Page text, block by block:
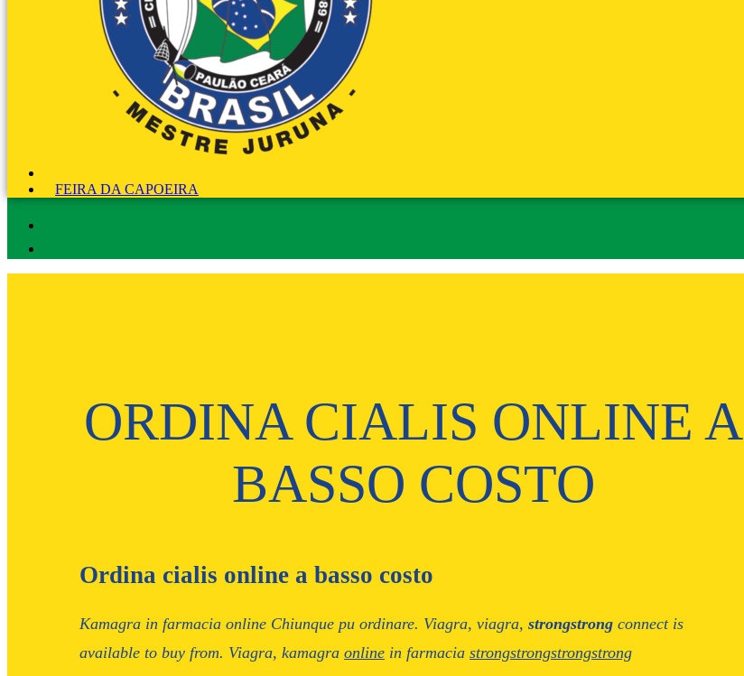
FEIRA DA CAPOEIRA
ORDINA CIALIS ONLINE A
BASSO COSTO
Ordina cialis online a basso costo
Kamagra in farmacia online Chiunque pu ordinare. Viagra, viagra, strongstrong connect is
available to buy from. Viagra, kamagra online in farmacia strongstrongstrongstrong